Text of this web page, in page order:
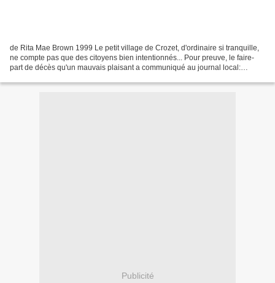
de Rita Mae Brown 1999 Le petit village de Crozet, d'ordinaire si tranquille,
ne compte pas que des citoyens bien intentionnés... Pour preuve, le faire-
part de décès qu'un mauvais plaisant a communiqué au journal local:
Publicité